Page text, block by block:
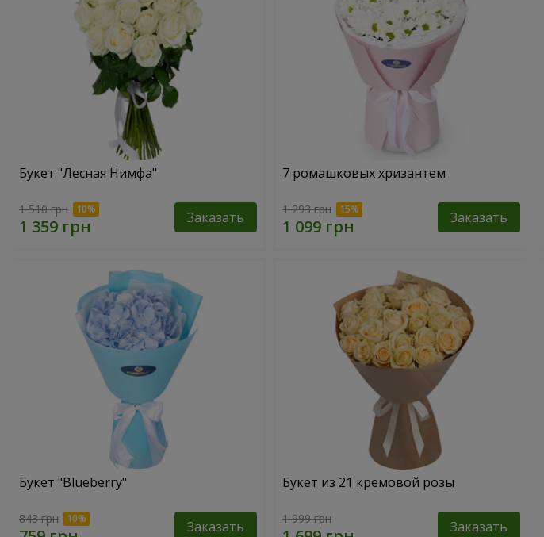
Букет "Лесная Нимфа"
1 510 грн Заказать
7 ромашковых хризантем
1 293 грн Заказать
Букет "Blueberry"
843 грн Заказать
Букет из 21 кремовой розы
1 999 грн Заказать